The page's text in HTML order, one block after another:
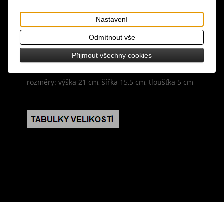
design: uchovejte si své poklady na očích v této
úložné krabici ve tvaru knihy, díky motivu
Knihovny jedovatých rostlin je stylovým a zároveň
funkčním doplňkem vašeho domova
rozměry: výška 21 cm, šířka 15,5 cm, tloušťka 5 cm
Nastavení
Odmítnout vše
Přijmout všechny cookies